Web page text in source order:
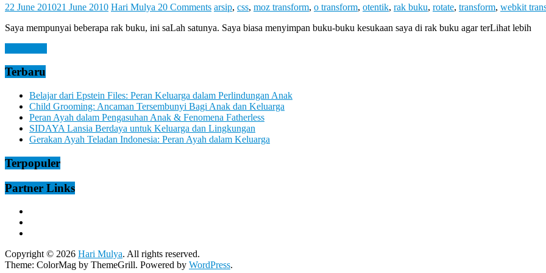
You
Feel
It
22 June 201021 June 2010 Hari Mulya 20 Comments arsip, css, moz transform, o transform, otentik, rak buku, rotate, transform, webkit
Saya mempunyai beberapa rak buku, ini saLah satunya. Saya biasa menyimpan buku-buku kesukaan saya di rak buku agar terLihat lebih
Terbaru
Belajar dari Epstein Files: Peran Keluarga dalam Perlindungan Anak
Child Grooming: Ancaman Tersembunyi Bagi Anak dan Keluarga
Peran Ayah dalam Pengasuhan Anak & Fenomena Fatherless
SIDAYA Lansia Berdaya untuk Keluarga dan Lingkungan
Gerakan Ayah Teladan Indonesia: Peran Ayah dalam Keluarga
Terpopuler
Partner Links
Copyright © 2026 Hari Mulya. All rights reserved.
Theme: ColorMag by ThemeGrill. Powered by WordPress.